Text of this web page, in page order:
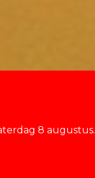
8 augustus.